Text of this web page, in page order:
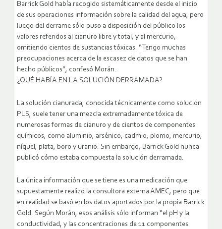
Barrick Gold había recogido sistemáticamente desde el inicio
de sus operaciones información sobre la calidad del agua, pero
luego del derrame sólo puso a disposición del público los
valores referidos al cianuro libre y total, y al mercurio,
omitiendo cientos de sustancias tóxicas. “Tengo muchas
preocupaciones acerca de la escasez de datos que se han
hecho públicos”, confesó Morán.
¿QUÉ HABÍA EN LA SOLUCIÓN DERRAMADA?
La solución cianurada, conocida técnicamente como solución
PLS, suele tener una mezcla extremadamente tóxica de
numerosas formas de cianuro y de cientos de componentes
químicos, como aluminio, arsénico, cadmio, plomo, mercurio,
níquel, plata, boro y uranio. Sin embargo, Barrick Gold nunca
publicó cómo estaba compuesta la solución derramada.
La única información que se tiene es una medicación que
supuestamente realizó la consultora externa AMEC, pero que
en realidad se basó en los datos aportados por la propia Barrick
Gold. Según Morán, esos análisis sólo informan “el pH y la
conductividad, y las concentraciones de 11 componentes